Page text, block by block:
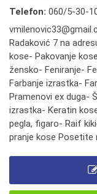
Telefon: 060/5-30-
Radaković 7 na
kose- Pakovanje
žensko- Feniranje-
Farbanje izrastka-
Pramenovi ex duga-
izrastka- Keratin
pegla, figaro- Raif
pranje kose Posetite